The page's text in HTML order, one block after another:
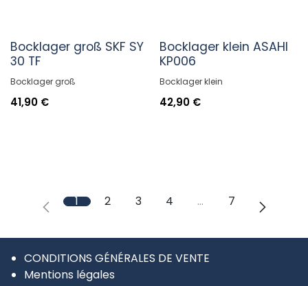
Bocklager groß SKF SY
30 TF
Bocklager groß
41,90 €
Bocklager klein ASAHI
KP006
Bocklager klein
42,90€
1 2 3 4 … 7
CONDITIONS GÉNÉRALES DE VENTE
Mentions légales